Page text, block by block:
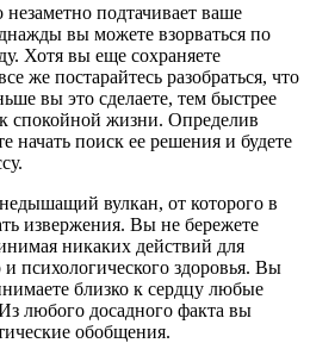
подтачивает ваше
вы можете взорваться по
Хотя вы еще сохраняете
же постарайтесь разобраться, что
вы это сделаете, тем быстрее
спокойной жизни. Определив
начать поиск ее решения и будете
вулкан, от которого в
извержения. Вы не бережете
никаких действий для
психологического здоровья. Вы
близко к сердцу любые
любого досадного факта вы
обобщения.